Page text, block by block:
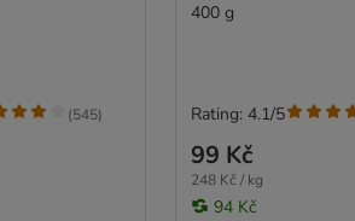
(545)
400 g
99 Kč
248 Kč / kg
94 Kč
Rating: 4.1/5